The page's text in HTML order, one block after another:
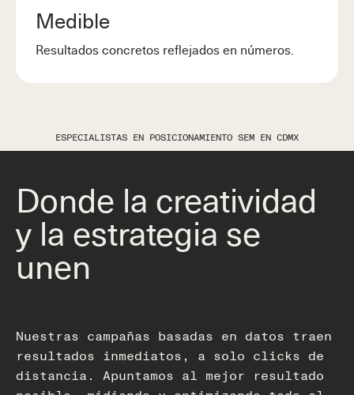
ESPECIALISTAS EN POSICIONAMIENTO SEM EN CDMX
Medible
Resultados concretos reflejados en números.
Donde la creatividad
y la estrategia se
unen
Nuestras campañas basadas en datos traen
resultados inmediatos, a solo clicks de
distancia. Apuntamos al mejor resultado